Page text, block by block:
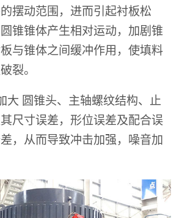
摆动范围，进而引起衬板松
锥锥体产生相对运动，加剧锥
与锥体之间缓冲作用，使填料
裂。
大 圆锥头、主轴螺纹结构、止
尺寸误差，形位误差及配合误
，从而导致冲击加强，噪音加